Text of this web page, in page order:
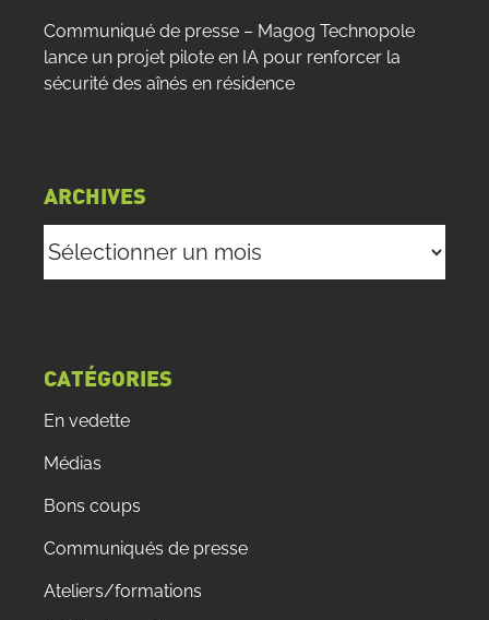
Communiqué de presse – Magog Technopole
lance un projet pilote en IA pour renforcer la
sécurité des aînés en résidence
ARCHIVES
CATÉGORIES
En vedette
Médias
Bons coups
Communiqués de presse
Ateliers/formations